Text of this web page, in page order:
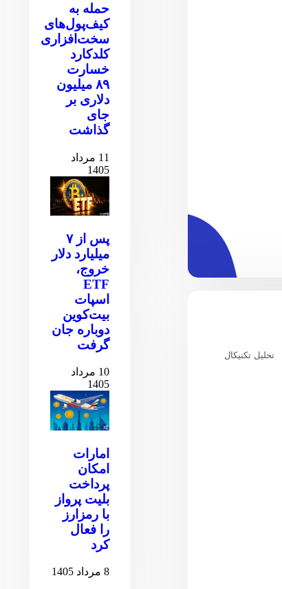
تحلیل تکنیکال
حمله به
کیف‌پول‌های
سخت‌افزاری
کلدکارد
خسارت
۸۹ میلیون
دلاری بر
جای
گذاشت
11 مرداد
1405
پس از ۷
میلیارد دلار
خروج،
ETF
اسپات
بیت‌کوین
دوباره جان
گرفت
10 مرداد
1405
امارات
امکان
پرداخت
بلیت پرواز
با رمزارز
را فعال
کرد
8 مرداد 1405